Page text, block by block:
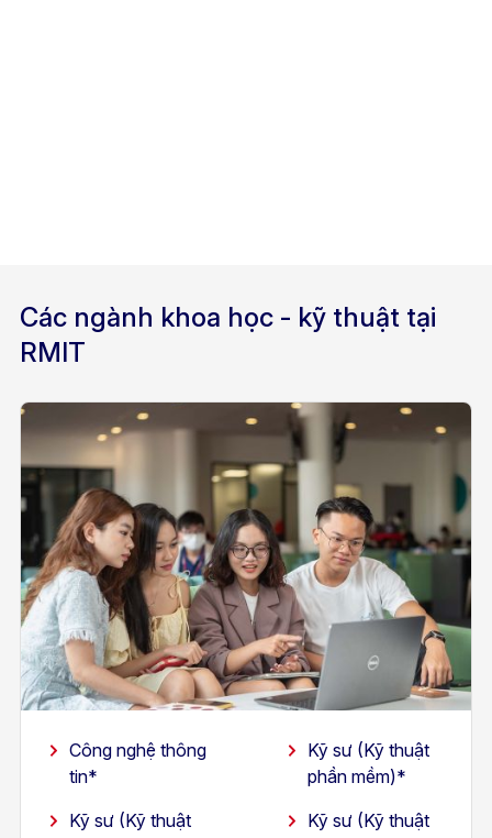
Các ngành khoa học - kỹ thuật tại
RMIT
Công nghệ thông
tin*
Kỹ sư (Kỹ thuật
phần mềm)*
Kỹ sư (Kỹ thuật
Kỹ sư (Kỹ thuật